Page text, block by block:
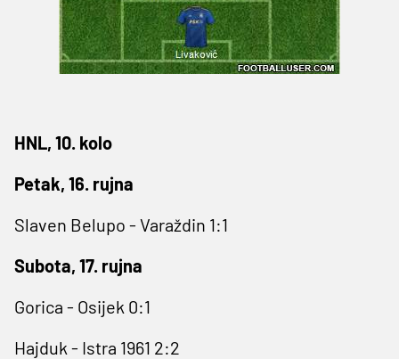
HNL, 10. kolo
Petak, 16. rujna
Slaven Belupo - Varaždin 1:1
Subota, 17. rujna
Gorica - Osijek 0:1
Hajduk - Istra 1961 2:2